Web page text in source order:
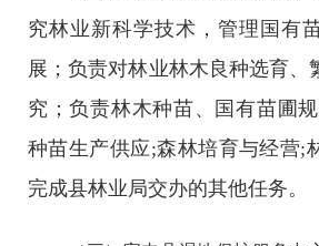
究林业新科学技术，管理国有
展；负责对林业林木良种选育、
究；负责林木种苗、国有苗圃
种苗生产供应;森林培育与经营;
完成县林业局交办的其他任务。